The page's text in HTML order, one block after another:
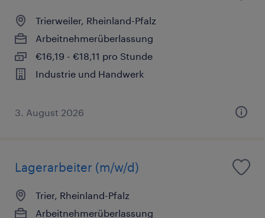
Trierweiler, Rheinland-Pfalz
Arbeitnehmerüberlassung
€16,19 - €18,11 pro Stunde
Industrie und Handwerk
3. August 2026
Lagerarbeiter (m/w/d)
Trier, Rheinland-Pfalz
Arbeitnehmerüberlassung